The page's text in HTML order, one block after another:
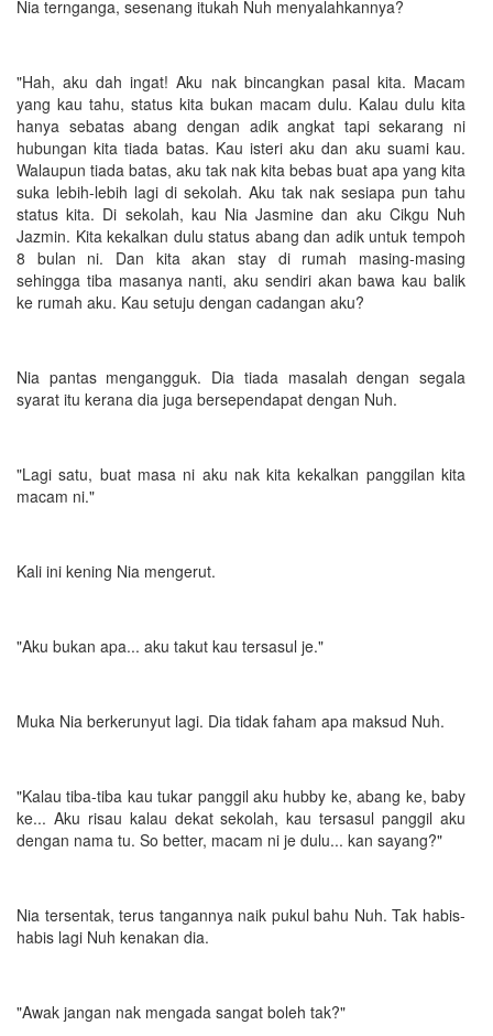
Nia ternganga, sesenang itukah Nuh menyalahkannya?
"Hah, aku dah ingat! Aku nak bincangkan pasal kita. Macam
yang kau tahu, status kita bukan macam dulu. Kalau dulu kita
hanya sebatas abang dengan adik angkat tapi sekarang ni
hubungan kita tiada batas. Kau isteri aku dan aku suami kau.
Walaupun tiada batas, aku tak nak kita bebas buat apa yang kita
suka lebih-lebih lagi di sekolah. Aku tak nak sesiapa pun tahu
status kita. Di sekolah, kau Nia Jasmine dan aku Cikgu Nuh
Jazmin. Kita kekalkan dulu status abang dan adik untuk tempoh
8 bulan ni. Dan kita akan stay di rumah masing-masing
sehingga tiba masanya nanti, aku sendiri akan bawa kau balik
ke rumah aku. Kau setuju dengan cadangan aku?
Nia pantas mengangguk. Dia tiada masalah dengan segala
syarat itu kerana dia juga bersependapat dengan Nuh.
"Lagi satu, buat masa ni aku nak kita kekalkan panggilan kita
macam ni."
Kali ini kening Nia mengerut.
"Aku bukan apa... aku takut kau tersasul je."
Muka Nia berkerunyut lagi. Dia tidak faham apa maksud Nuh.
"Kalau tiba-tiba kau tukar panggil aku hubby ke, abang ke, baby
ke... Aku risau kalau dekat sekolah, kau tersasul panggil aku
dengan nama tu. So better, macam ni je dulu... kan sayang?"
Nia tersentak, terus tangannya naik pukul bahu Nuh. Tak habis-
habis lagi Nuh kenakan dia.
"Awak jangan nak mengada sangat boleh tak?"